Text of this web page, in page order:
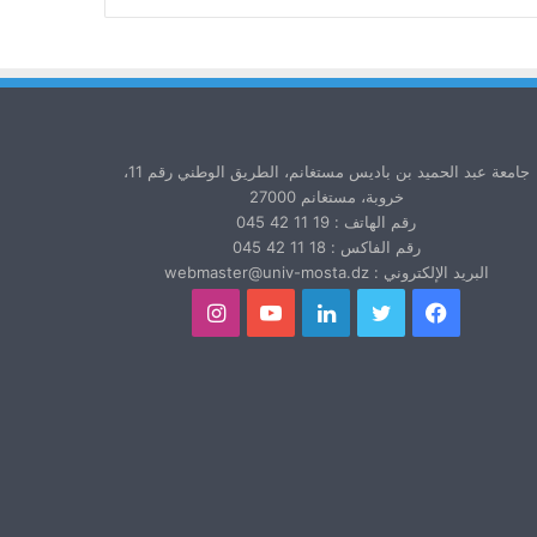
جامعة عبد الحميد بن باديس مستغانم، الطريق الوطني رقم 11،
خروبة، مستغانم 27000
رقم الهاتف : 19 11 42 045
رقم الفاكس : 18 11 42 045
البريد الإلكتروني : webmaster@univ-mosta.dz
فيسبوك تويتر لينكدإنيوتيوبانستقرام